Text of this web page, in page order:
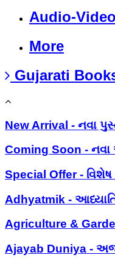
Audio-Video
More
Gujarati
New Arrival - નવા
Coming Soon - નવા
Special Offer -
Adhyatmik -
Agriculture &
Ajayab Duniya -